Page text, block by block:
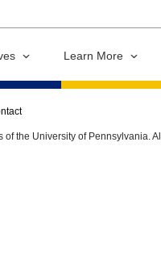
Learn More
of the University of Pennsylvania.